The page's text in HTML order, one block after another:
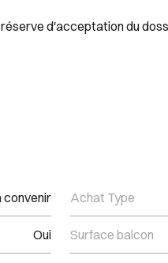
d'acceptation du
convenir Achat Type
Oui Surface balcon